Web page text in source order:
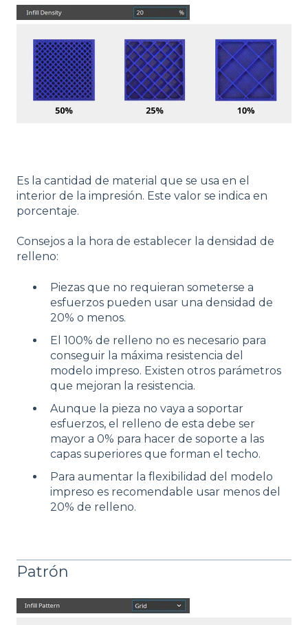
Es la cantidad de material que se usa en el
interior de la impresión. Este valor se indica en
porcentaje.
Consejos a la hora de establecer la densidad de
relleno:
Piezas que no requieran someterse a
esfuerzos pueden usar una densidad de
20% o menos.
El 100% de relleno no es necesario para
conseguir la máxima resistencia del
modelo impreso. Existen otros parámetros
que mejoran la resistencia.
Aunque la pieza no vaya a soportar
esfuerzos, el relleno de esta debe ser
mayor a 0% para hacer de soporte a las
capas superiores que forman el techo.
Para aumentar la flexibilidad del modelo
impreso es recomendable usar menos del
20% de relleno.
Patrón